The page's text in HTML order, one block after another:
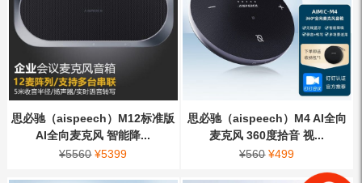
思必驰（aispeech）M12标准版
AI全向麦克风 智能降...
¥5560 ¥5399
思必驰（aispeech）M4 AI全向
麦克风 360度拾音 视...
¥560 ¥499